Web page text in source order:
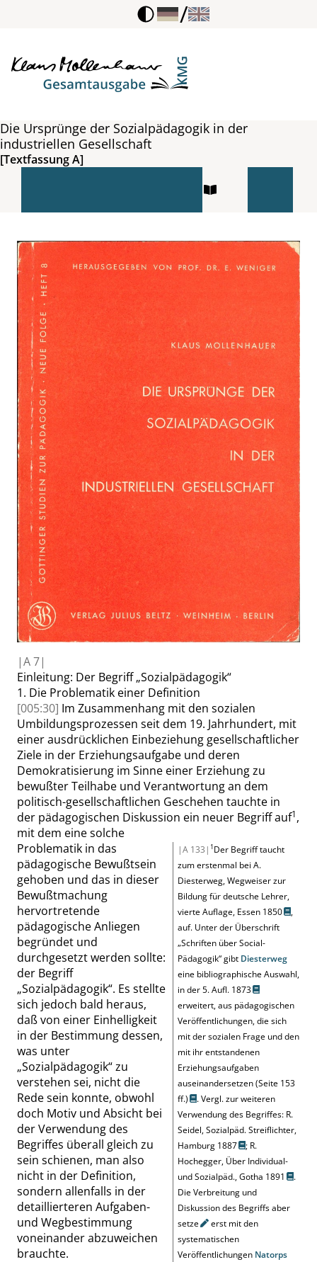
/
Die Ursprünge der Sozialpädagogik in der
industriellen Gesellschaft
[Textfassung A]
|A7|
Einleitung: Der Begriff„Sozialpädagogik“
1. Die Problematik einer Definition
[005:30] Im Zusammenhang mit den sozialen
Umbildungsprozessen seit dem 19. Jahrhundert, mit
einer ausdrücklichen Einbeziehung gesellschaftlicher
Ziele in der Erziehungsaufgabe und deren
Demokratisierung im Sinne einer Erziehung zu
bewußter Teilhabe und Verantwortung an dem
politisch-gesellschaftlichen Geschehen tauchte in
der pädagogischen Diskussion ein neuer Begriff auf1
|A 133| 1Der Begriff taucht
zum erstenmal bei A.
Diesterweg, Wegweiser zur
Bildung für deutsche Lehrer,
vierte Auflage, Essen 1850
,
auf. Unter der Überschrift
„Schriften über Social-
Pädagogik“gibt Diesterweg
eine bibliographische Auswahl,
in der5. Aufl. 1873
erweitert, aus pädagogischen
Veröffentlichungen, die sich
mit der sozialen Frage und den
mit ihr entstandenen
Erziehungsaufgaben
auseinandersetzen(Seite 153
ff.)
. Vergl. zur weiteren
Verwendung des Begriffes: R.
Seidel, Sozialpäd. Streiflichter,
Hamburg 1887
; R.
Hochegger, Über Individual-
und Sozialpäd., Gotha 1891
.
Die Verbreitung und
Diskussion des Begriffs aber
setze
erst mit den
systematischen
Veröffentlichungen Natorps
,
mit dem eine solche
Problematik in das
pädagogische Bewußtsein
gehoben und das in dieser
Bewußtmachung
hervortretende
pädagogische Anliegen
begründet und
durchgesetzt werden sollte:
der Begriff
„Sozialpädagogik“. Es stellte
sich jedoch bald heraus,
daß von einer Einhelligkeit
in der Bestimmung dessen,
was unter
„Sozialpädagogik“zu
verstehen sei, nicht die
Rede sein konnte, obwohl
doch Motiv und Absicht bei
der Verwendung des
Begriffes überall gleich zu
sein schienen, man also
nicht in der Definition,
sondern allenfalls in der
detaillierteren Aufgaben-
und Wegbestimmung
voneinander abzuweichen
brauchte.